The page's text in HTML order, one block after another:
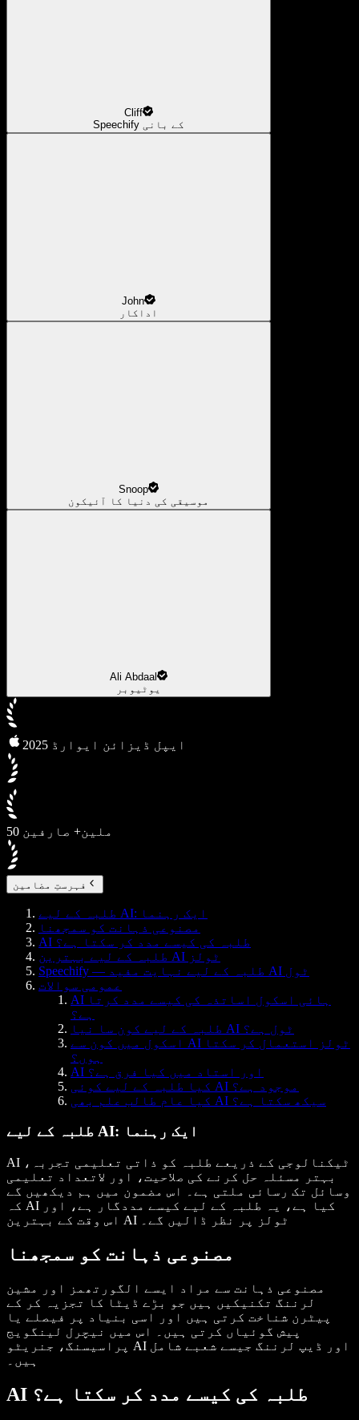
Cliff
Speechify کے بانی
John
اداکار
Snoop
موسیقی کی دنیا کا آئیکون
Ali Abdaal
یوٹیوبر
2025 ایپل ڈیزائن ایوارڈ
50 ملین+ صارفین
فہرستِ مضامین
طلبہ کے لیے AI: ایک رہنما
مصنوعی ذہانت کو سمجھنا
AI طلبہ کی کیسے مدد کر سکتا ہے؟
طلبہ کے لیے بہترین AI ٹولز
Speechify — طلبہ کے لیے نہایت مفید AI ٹول
عمومی سوالات
AI ہائی اسکول اساتذہ کی کیسے مدد کرتا
ہے؟
طلبہ کے لیے کون سا نیا AI ٹول ہے؟
اسکول میں کون سے AI ٹولز استعمال کر سکتا
ہوں؟
AI اور استاد میں کیا فرق ہے؟
کیا طلبہ کے لیے کوئی AI موجود ہے؟
کیا عام طالب علم بھی AI سیکھ سکتا ہے؟
طلبہ کے لیے AI: ایک رہنما
AI ٹیکنالوجی کے ذریعے طلبہ کو ذاتی تعلیمی تجربہ،
بہتر مسئلہ حل کرنے کی صلاحیت، اور لاتعداد تعلیمی
وسائل تک رسائی ملتی ہے۔ اس مضمون میں ہم دیکھیں گے
کہ AI کیا ہے، یہ طلبہ کے لیے کیسے مددگار ہے، اور
اس وقت کے بہترین AI ٹولز پر نظر ڈالیں گے۔
مصنوعی ذہانت کو سمجھنا
مصنوعی ذہانت سے مراد ایسے الگورتھمز اور مشین
لرننگ تکنیکیں ہیں جو بڑے ڈیٹا کا تجزیہ کر کے
پیٹرن شناخت کرتی ہیں اور اسی بنیاد پر فیصلے یا
پیش گوئیاں کرتی ہیں۔ اس میں نیچرل لینگویج
پراسیسنگ، جنریٹو AI اور ڈیپ لرننگ جیسے شعبے شامل
ہیں۔
AI طلبہ کی کیسے مدد کر سکتا ہے؟